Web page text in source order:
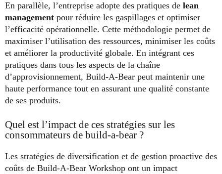
En parallèle, l’entreprise adopte des pratiques de lean
management pour réduire les gaspillages et optimiser
l’efficacité opérationnelle. Cette méthodologie permet de
maximiser l’utilisation des ressources, minimiser les coûts
et améliorer la productivité globale. En intégrant ces
pratiques dans tous les aspects de la chaîne
d’approvisionnement, Build-A-Bear peut maintenir une
haute performance tout en assurant une qualité constante
de ses produits.
Quel est l’impact de ces stratégies sur les
consommateurs de build-a-bear ?
Les stratégies de diversification et de gestion proactive des
coûts de Build-A-Bear Workshop ont un impact